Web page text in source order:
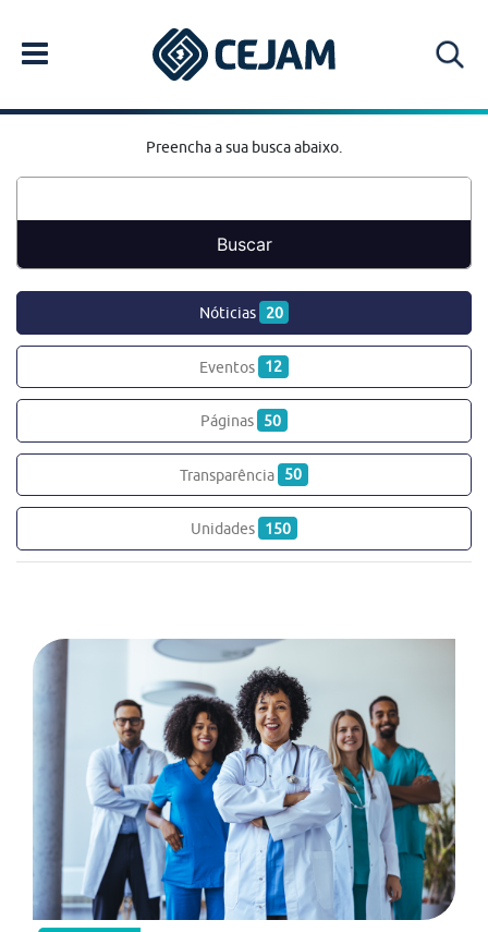
Preencha a sua busca abaixo.
Nóticias 20
Eventos 12
Páginas 50
Transparência 50
Unidades 150